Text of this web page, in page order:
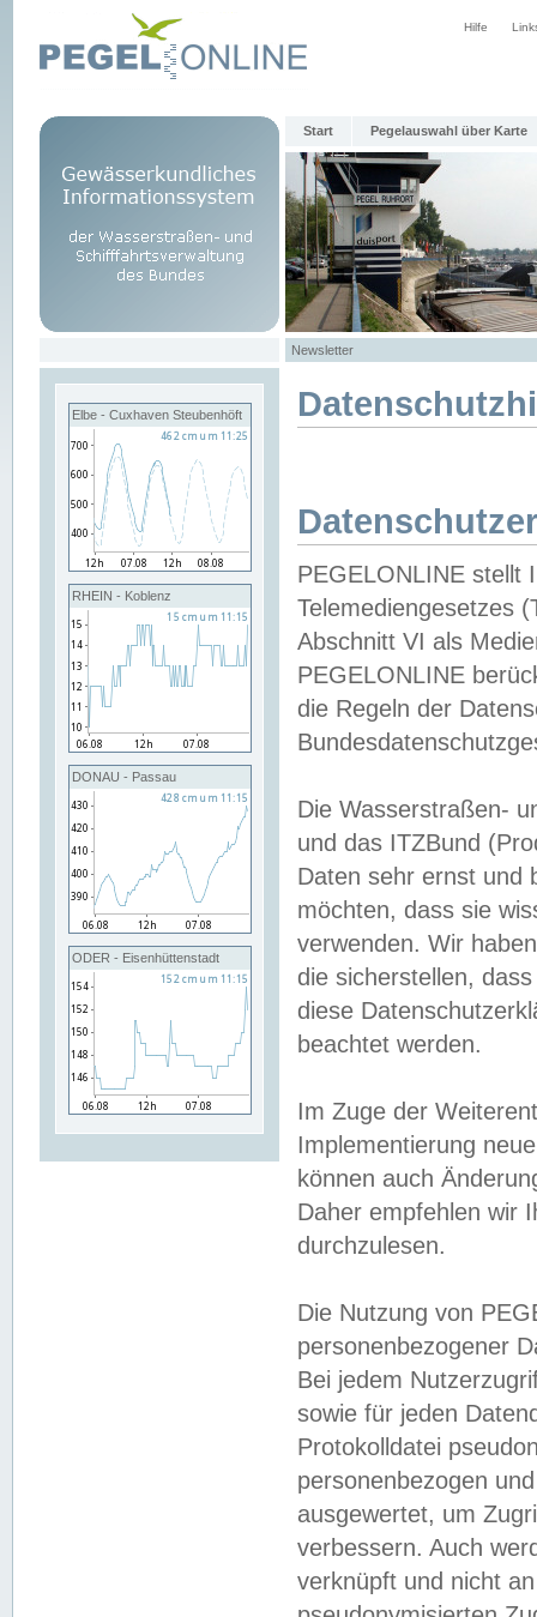
Hilfe
Start Pegelauswahl über Karte
Newsletter
Elbe - Cuxhaven Steubenhöft
RHEIN - Koblenz
DONAU - Passau
ODER - Eisenhüttenstadt
PEGELONLINE stellt
Telemediengesetzes
Abschnitt VI als
PEGELONLINE
die Regeln der
Die Wasserstraßen-
und das ITZBund
Daten sehr ernst und
möchten, dass sie
verwenden. Wir
die sicherstellen,
diese
beachtet werden.
Im Zuge der
Implementierung
können auch
Daher empfehlen wir
durchzulesen.
Die Nutzung von
personenbezogener
Bei jedem
sowie für jeden
Protokolldatei
personenbezogen
ausgewertet, um
verbessern. Auch
verknüpft und nicht